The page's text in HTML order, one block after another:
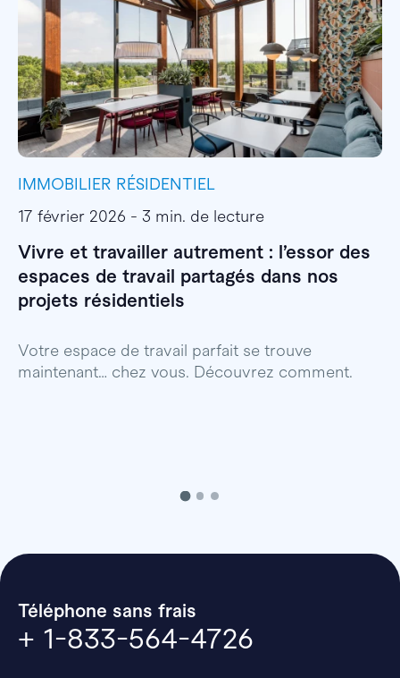
IMMOBILIER RÉSIDENTIEL
17 février 2026 - 3 min. de lecture
Vivre et travailler autrement : l’essor des
espaces de travail partagés dans nos
projets résidentiels
Votre espace de travail parfait se trouve
maintenant… chez vous. Découvrez comment.
Téléphone sans frais
+ 1-833-564-4726